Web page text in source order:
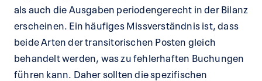
als auch die Ausgaben periodengerecht in der Bilanz
erscheinen. Ein häufiges Missverständnis ist, dass
beide Arten der transitorischen Posten gleich
behandelt werden, was zu fehlerhaften Buchungen
führen kann. Daher sollten die spezifischen